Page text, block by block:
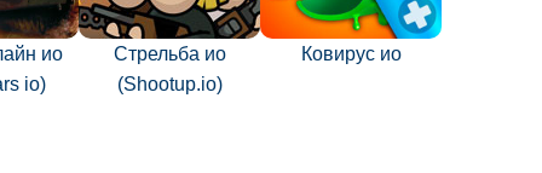
ио
io)
Стрельба ио
(Shootup.io)
Ковирус ио